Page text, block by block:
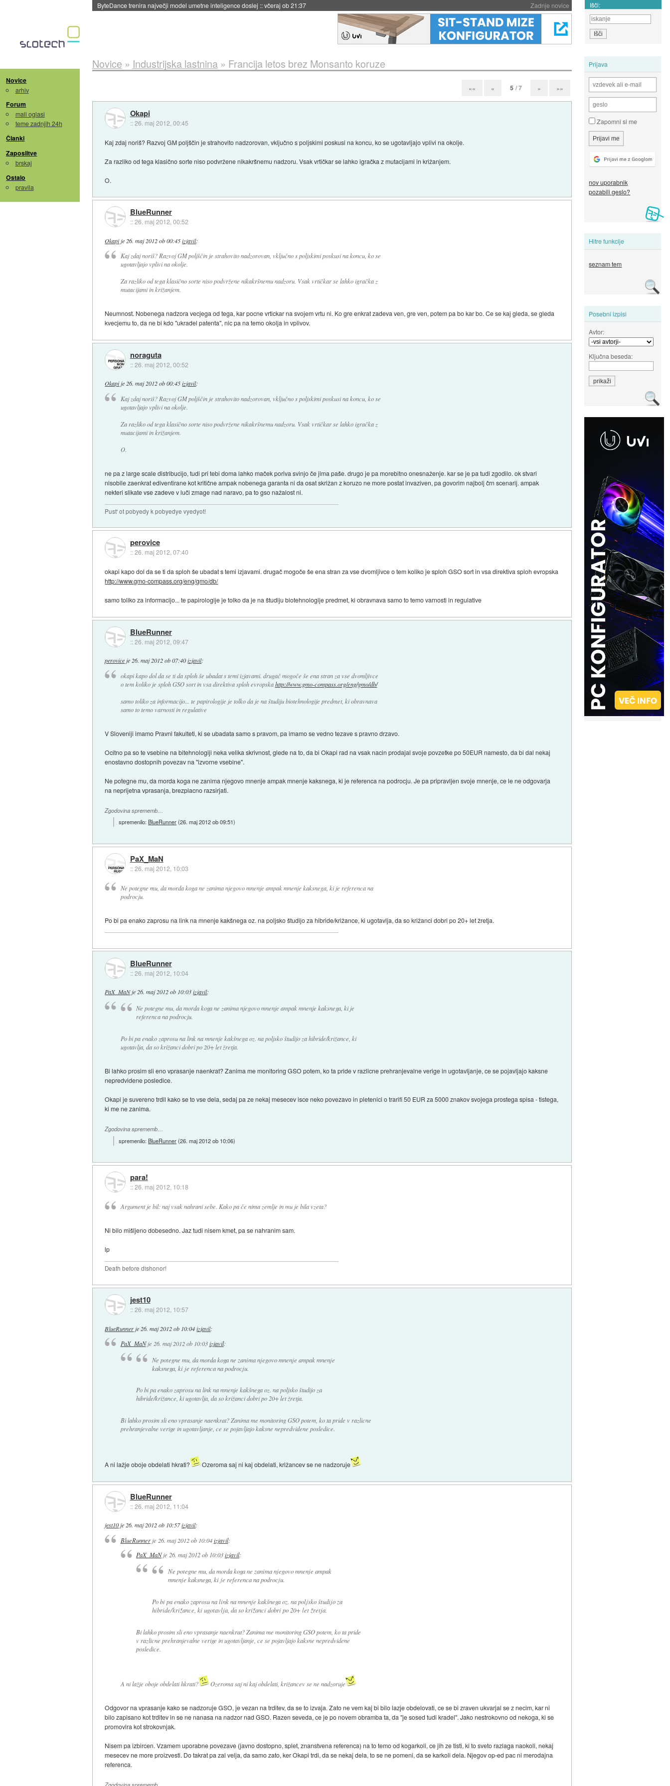
Zadnje novice
Spletne strani začele streči oglase za agente umetne inteligence::včeraj ob 21:23 Išči:
Novice
arhiv
Forum
mali oglasi
teme zadnjih 24h
Članki
Zaposlitve
brskaj
Ostalo
pravila
Prijava
Zapomni si me
nov uporabnik
pozabili geslo?
Hitre funkcije
seznam tem
Posebni izpisi
Avtor:
Ključna beseda:
Novice » Industrijska lastnina» Francija letos brez Monsanto koruze
«« « 5 / 7 » »»
Okapi
::26. maj 2012, 00:45
Kaj zdaj noriš? Razvoj GM poljščin je strahovito nadzorovan, vključno s poljskimi poskusi na koncu, ko se ugotavljajo vplivi na okolje.
Za razliko od tega klasično sorte niso podvržene nikakršnemu nadzoru. Vsak vrtičkar se lahko igračka z mutacijami in križanjem.
O.
BlueRunner
::26. maj 2012, 00:52
Okapije 26. maj 2012 ob 00:45 izjavil:
Kaj zdaj noriš? Razvoj GM poljščin je strahovito nadzorovan, vključno s poljskimi poskusi na koncu, ko se
ugotavljajo vplivi na okolje.
Za razliko od tega klasično sorte niso podvržene nikakršnemu nadzoru. Vsak vrtičkar se lahko igračka z
mutacijami in križanjem.
Neumnost. Nobenega nadzora vecjega od tega, kar pocne vrtickar na svojem vrtu ni. Ko gre enkrat zadeva ven, gre ven, potem pa bo kar bo. Ce se kaj gleda, se gleda
kvecjemu to, da ne bi kdo "ukradel patenta", nic pa na temo okolja in vplivov.
noraguta
::26. maj 2012, 00:52
Okapije26. maj 2012 ob 00:45 izjavil:
Kaj zdaj noriš? Razvoj GM poljščin je strahovito nadzorovan, vključno s poljskimi poskusi na koncu, ko se
ugotavljajo vplivi na okolje.
Za razliko od tega klasično sorte niso podvržene nikakršnemu nadzoru. Vsak vrtičkar se lahko igračka z
mutacijami in križanjem.
O.
ne pa z large scale distribucijo, tudi pri tebi doma lahko maček poriva svinjo če jima paše. drugo je pa morebitno onesnaženje. kar se je pa tudi zgodilo. ok stvari
nisobile zaenkrat ediventirane kot kritične ampak nobenega garanta ni da osat skrižan z koruzo ne more postat invaziven, pa govorim najbolj črn scenarij. ampak
nekteri slikate vse zadeve v luči zmage nad naravo, pa to gso nažalost ni.
Pust' ot pobyedy k pobyedye vyedyot!
perovice
::26. maj 2012, 07:40
okapi kapo dol da se ti da sploh še ubadat s temi izjavami. drugač mogoče še ena stran za vse dvomljivce o tem koliko je sploh GSO sort in vsa direktiva sploh evropska
http://www.gmo-compass.org/eng/gmo/db/
samo toliko za informacijo... te papirologije je tolko da je na študiju biotehnologije predmet, ki obravnava samo to temo varnosti in regulative
BlueRunner
::26. maj 2012, 09:47
peroviceje26. maj 2012 ob 07:40 izjavil:
okapi kapo dol da se ti da sploh še ubadat s temi izjavami. drugač mogoče še ena stran za vse dvomljivce
o tem koliko je sploh GSO sort in vsa direktiva sploh evropskahttp://www.gmo-compass.org/eng/gmo/db/
samo toliko za informacijo... te papirologije je tolko da je na študiju biotehnologije predmet, ki obravnava
samo to temo varnosti in regulative
V Sloveniji imamo Pravni fakulteti, ki se ubadata samo s pravom, pa imamo se vedno tezave s pravno drzavo.
Ocitno pa so te vsebine na bitehnologiji neka velika skrivnost, glede na to, da bi Okapi rad na vsak nacin prodajal svoje povzetke po 50EUR namesto, da bi dal nekaj
enostavno dostopnih povezav na "izvorne vsebine".
Ne potegne mu, da morda koga ne zanima njegovo mnenje ampak mnenje kaksnega, ki je referenca na podrocju. Je pa pripravljen svoje mnenje, ce le ne odgovarja
na neprijetna vprasanja, brezplacno razsirjati.
Zgodovina sprememb…
spremenilo:BlueRunner(26. maj 2012 ob 09:51)
PaX_MaN
::26. maj 2012, 10:03
Ne potegne mu, da morda koga ne zanima njegovo mnenje ampak mnenje kaksnega, ki je referenca na
podrocju.
Po bi pa enako zaprosu na link na mnenje kakšnega oz. na poljsko študijo za hibride/križance, ki ugotavlja, da so križanci dobri po 20+ let žretja.
BlueRunner
::26. maj 2012, 10:04
PaX_MaNje26. maj 2012 ob 10:03 izjavil:
Ne potegne mu, da morda koga ne zanima njegovo mnenje ampak mnenje kaksnega, ki je
referenca na podrocju.
Po bi pa enako zaprosu na link na mnenje kakšnega oz. na poljsko študijo za hibride/križance, ki
ugotavlja, da so križanci dobri po 20+ let žretja.
Bi lahko prosim sli eno vprasanje naenkrat? Zanima me monitoring GSO potem, ko ta pride v razlicne prehranjevalne verige in ugotavljanje, ce se pojavljajo kaksne
nepredvidene posledice.
Okapi je suvereno trdil kako se to vse dela, sedaj pa ze nekaj mesecev isce neko povezavo in pletenici o trarifi 50 EUR za 5000 znakov svojega prostega spisa - tistega,
ki me ne zanima.
Zgodovina sprememb…
spremenilo:BlueRunner(26. maj 2012 ob 10:06)
para!
::26. maj 2012, 10:18
Argument je bil: naj vsak nahrani sebe. Kako pa če nima zemlje in mu je bila vzeta?
Ni bilo mišljeno dobesedno. Jaz tudi nisem kmet, pa se nahranim sam.
lp
Death before dishonor!
jest10
::26. maj 2012, 10:57
BlueRunner je 26. maj 2012 ob 10:04 izjavil:
PaX_MaNje 26. maj 2012 ob 10:03 izjavil:
Ne potegne mu, da morda koga ne zanima njegovo mnenje ampak mnenje
kaksnega, ki je referenca na podrocju.
Po bi pa enako zaprosu na link na mnenje kakšnega oz. na poljsko študijo za
hibride/križance, ki ugotavlja, da so križanci dobri po 20+ let žretja.
Bi lahko prosim sli eno vprasanje naenkrat? Zanima me monitoring GSO potem, ko ta pride v razlicne
prehranjevalne verige in ugotavljanje, ce se pojavljajo kaksne nepredvidene posledice.
A ni lažje oboje obdelati hkrati? Ozeroma saj ni kaj obdelati, križancev se ne nadzoruje
BlueRunner
::26. maj 2012, 11:04
jest10je26. maj 2012 ob 10:57izjavil:
BlueRunnerje 26. maj 2012 ob 10:04 izjavil:
PaX_MaNje 26. maj 2012 ob 10:03izjavil:
Ne potegne mu, da morda koga ne zanima njegovo mnenje ampak
mnenje kaksnega, ki je referenca na podrocju.
Po bi pa enako zaprosu na link na mnenje kakšnega oz. na poljsko študijo za
hibride/križance, ki ugotavlja, da so križanci dobri po 20+ let žretja.
Bi lahko prosim sli eno vprasanje naenkrat? Zanima me monitoring GSO potem, ko ta pride
v razlicne prehranjevalne verige in ugotavljanje, ce se pojavljajo kaksne nepredvidene
posledice.
A ni lažje oboje obdelati hkrati? Ozeroma saj ni kaj obdelati, križancev se ne nadzoruje
Odgovor na vprasanje kako se nadzoruje GSO, je vezan na trditev, da se to izvaja. Zato ne vem kaj bi bilo lazje obdelovati, ce se bi zraven ukvarjal se z necim, kar ni
bilo zapisano kot trditev in se ne nanasa na nadzor nad GSO. Razen seveda, ce je po novem obramba ta, da "je sosed tudi kradel". Jako nestrokovno od nekoga, ki se
promovira kot strokovnjak.
Nisem pa izbircen. Vzamem uporabne povezave (javno dostopno, splet, znanstvena referenca) na to temo od kogarkoli, ce jih ze tisti, ki to sveto razlaga naokoli, nekaj
mesecev ne more proizvesti. Do takrat pa zal velja, da samo zato, ker Okapi trdi, da se nekaj dela, to se ne pomeni, da se karkoli dela. Njegov op-ed pac ni merodajna
referenca.